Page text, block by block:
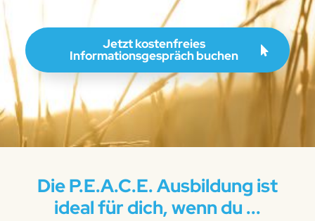
Jetzt kostenfreies
Informationsgespräch buchen
Die P.E.A.C.E. Ausbildung ist
ideal für dich, wenn du ...